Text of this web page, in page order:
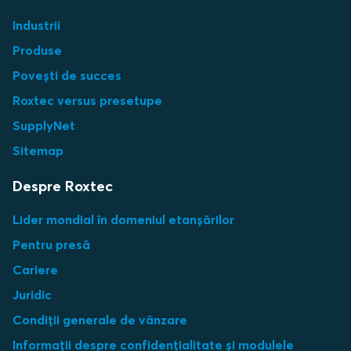
Industrii
Produse
Povești de succes
Roxtec versus presetupe
SupplyNet
Sitemap
Despre Roxtec
Lider mondial în domeniul etanșărilor
Pentru presă
Cariere
Juridic
Condiții generale de vânzare
Informații despre confidențialitate și modulele